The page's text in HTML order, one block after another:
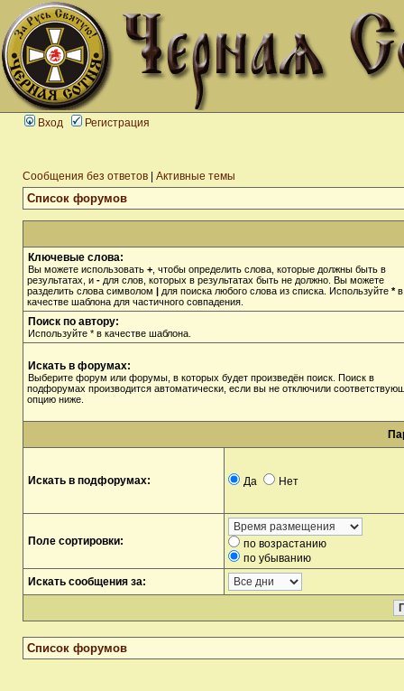
Вход Регистрация
Сообщения без ответов Активные темы
Список форумов
Ключевые слова:
Вы можете использовать + , чтобы определить слова, которые должны быть в
результатах, и - для слов, которых в результатах быть не должно. Вы можете
разделить слова символом | для поиска любого слова из списка. Используйте *в
качестве шаблона для частичного совпадения.
Поиск по автору:
Используйте * в качестве шаблона.
Искать в форумах:
Выберите форум или форумы, в которых будет произведён поиск. Поиск в
подфорумах производится автоматически, если вы не отключили
опцию ниже.
Искать в подфорумах: Да Нет
Поле сортировки:
по возрастанию
по убыванию
Искать сообщения за:
Список форумов